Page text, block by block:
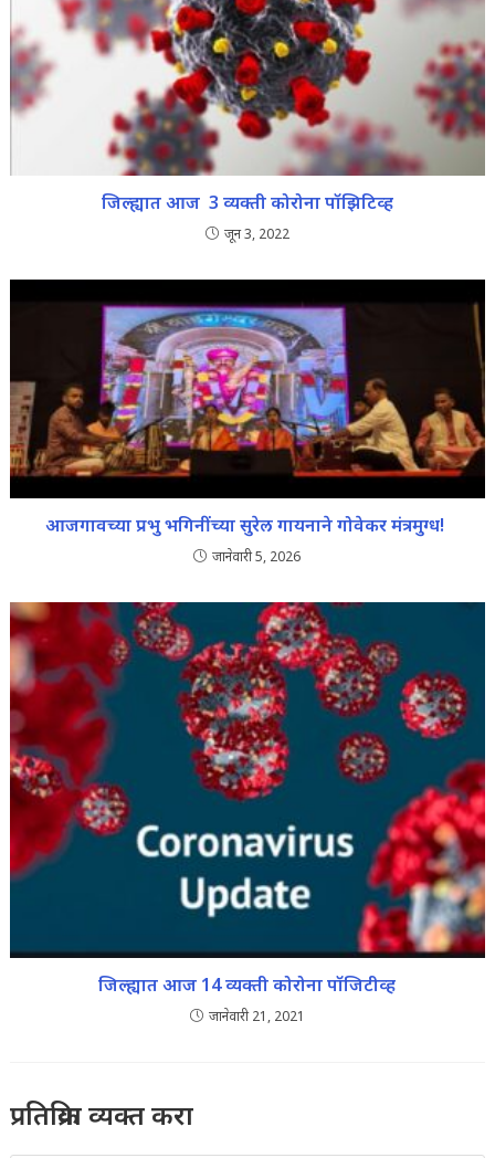
जिल्ह्यात आज 3 व्यक्ती कोरोना पॉझिटिव्ह
जून 3, 2022
आजगावच्या प्रभु भगिनींच्या सुरेल गायनाने गोवेकर मंत्रमुग्ध!
जानेवारी 5, 2026
जिल्ह्यात आज 14 व्यक्ती कोरोना पॉजिटीव्ह
जानेवारी 21, 2021
प्रतिक्रिया व्यक्त करा